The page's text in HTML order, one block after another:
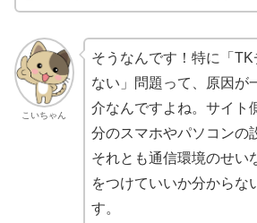
こいちゃん
そうなんです！特に「TK
ない」問題って、原因が
介なんですよね。サイト
分のスマホやパソコンの
それとも通信環境のせ
をつけていいか分からな
す。